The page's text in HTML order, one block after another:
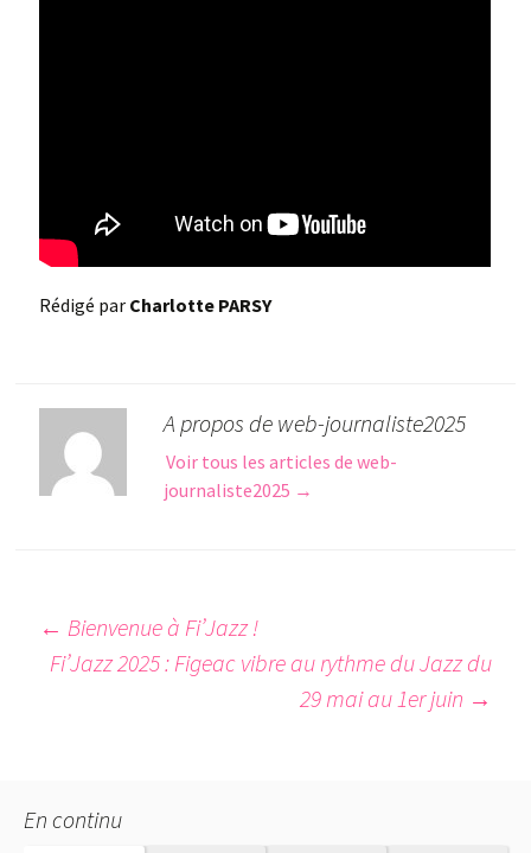
Rédigé par Charlotte PARSY
A propos de web-journaliste2025
Voir tous les articles de web-
journaliste2025 →
← Bienvenue à Fi’Jazz !
Fi’Jazz 2025 : Figeac vibre au rythme du Jazz du
29 mai au 1er juin →
En continu